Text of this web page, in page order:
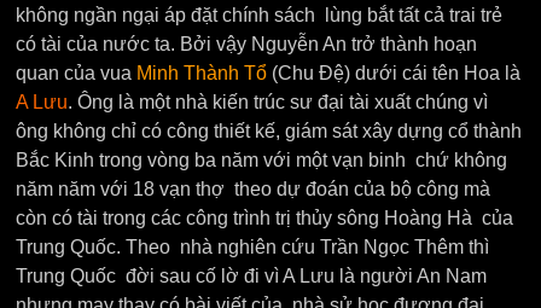
không ngần ngại áp đặt chính sách lùng bắt tất cả trai trẻ
có tài của nước ta. Bởi vậy Nguyễn An trở thành hoạn
quan của vua Minh Thành Tổ (Chu Đệ) dưới cái tên Hoa là
A Lưu. Ông là một nhà kiến trúc sư đại tài xuất chúng vì
ông không chỉ có công thiết kế, giám sát xây dựng cổ thành
Bắc Kinh trong vòng ba năm với một vạn binh chứ không
năm năm với 18 vạn thợ theo dự đoán của bộ công mà
còn có tài trong các công trình trị thủy sông Hoàng Hà của
Trung Quốc. Theo nhà nghiên cứu Trần Ngọc Thêm thì
Trung Quốc đời sau cố lờ đi vì A Lưu là người An Nam